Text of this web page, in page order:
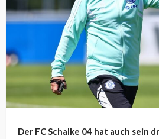
Der FC Schalke 04 hat auch sein